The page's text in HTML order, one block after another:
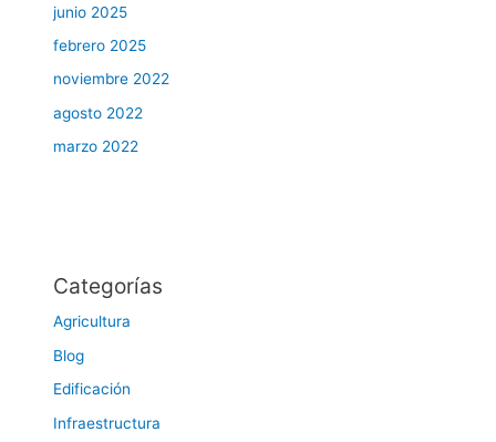
junio 2025
febrero 2025
noviembre 2022
agosto 2022
marzo 2022
Categorías
Agricultura
Blog
Edificación
Infraestructura